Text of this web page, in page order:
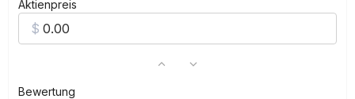
Aktienpreis
Bewertung